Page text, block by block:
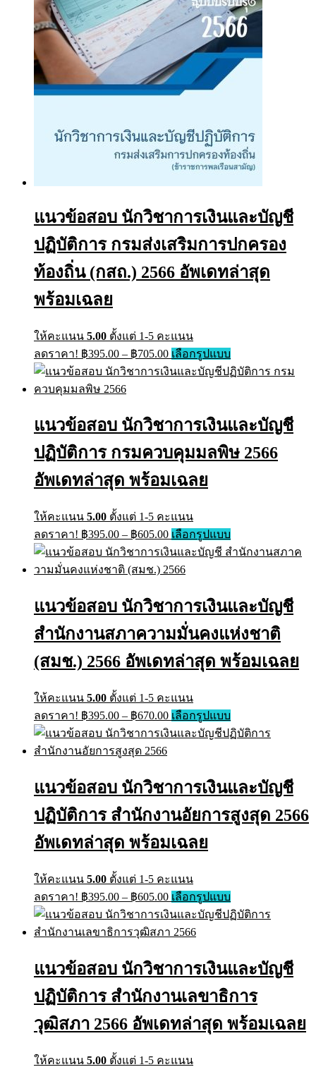
the
product
page
แนวข้อสอบ นักวิชาการเงินและบัญชี
ปฏิบัติการ กรมส่งเสริมการปกครอง
ท้องถิ่น (กสถ.) 2566 อัพเดทล่าสุด
พร้อมเฉลย
ให้คะแนน 5.00 ตั้งแต่ 1-5 คะแนน
ลดราคา! ฿395.00 – ฿705.00Price
range:
฿395.00
เลือกรูปแบบThis
product
has
options
be
chosen
แนวข้อสอบ นักวิชาการเงินและบัญชี
ปฏิบัติการ กรมควบคุมมลพิษ 2566
อัพเดทล่าสุด พร้อมเฉลย
ให้คะแนน 5.00 ตั้งแต่ 1-5 คะแนน
ลดราคา! ฿395.00 – ฿605.00Price
range:
฿395.00
through
เลือกรูปแบบThis
product
has
options
be
chosen
on
the
แนวข้อสอบ นักวิชาการเงินและบัญชี
สำนักงานสภาความมั่นคงแห่งชาติ
(สมช.) 2566 อัพเดทล่าสุด พร้อมเฉลย
ให้คะแนน 5.00 ตั้งแต่ 1-5 คะแนน
ลดราคา! ฿395.00 – ฿670.00Price
range:
฿395.00
เลือกรูปแบบThis
product
has
options
be
chosen
แนวข้อสอบ นักวิชาการเงินและบัญชี
ปฏิบัติการ สำนักงานอัยการสูงสุด 2566
อัพเดทล่าสุด พร้อมเฉลย
ให้คะแนน 5.00 ตั้งแต่ 1-5 คะแนน
ลดราคา! ฿395.00 – ฿605.00Price
range:
฿395.00
through
เลือกรูปแบบThis
product
has
options
be
chosen
on
the
แนวข้อสอบ นักวิชาการเงินและบัญชี
ปฏิบัติการ สำนักงานเลขาธิการ
วุฒิสภา 2566 อัพเดทล่าสุด พร้อมเฉลย
ให้คะแนน 5.00 ตั้งแต่ 1-5 คะแนน